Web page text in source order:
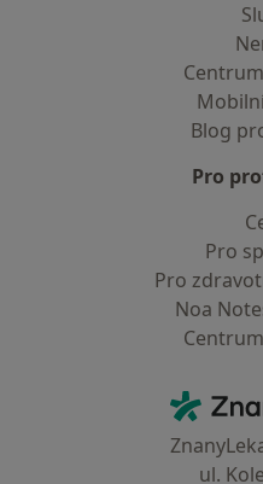
Blog
Pro
Pro
Pro
Noa
ul.